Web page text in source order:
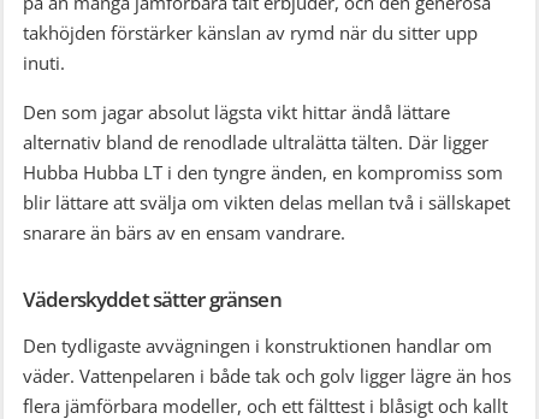
takhöjden förstärker känslan av rymd när du sitter upp
inuti.
Den som jagar absolut lägsta vikt hittar ändå lättare
alternativ bland de renodlade ultralätta tälten. Där ligger
Hubba Hubba LT i den tyngre änden, en kompromiss som
blir lättare att svälja om vikten delas mellan två i sällskapet
snarare än bärs av en ensam vandrare.
Väderskyddet sätter gränsen
Den tydligaste avvägningen i konstruktionen handlar om
väder. Vattenpelaren i både tak och golv ligger lägre än hos
flera jämförbara modeller, och ett fälttest i blåsigt och kallt